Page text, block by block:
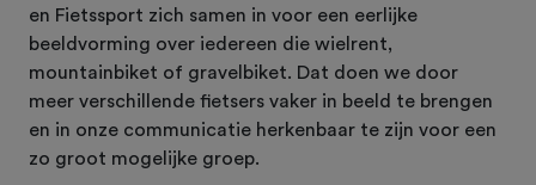
en Fietssport zich samen in voor een eerlijke
beeldvorming over iedereen die wielrent,
mountainbiket of gravelbiket. Dat doen we door
meer verschillende fietsers vaker in beeld te brengen
en in onze communicatie herkenbaar te zijn voor een
zo groot mogelijke groep.